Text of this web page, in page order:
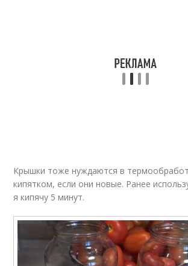
Крышки тоже нуждаются в
кипятком, если они новые. Ранее
я кипячу 5 минут.